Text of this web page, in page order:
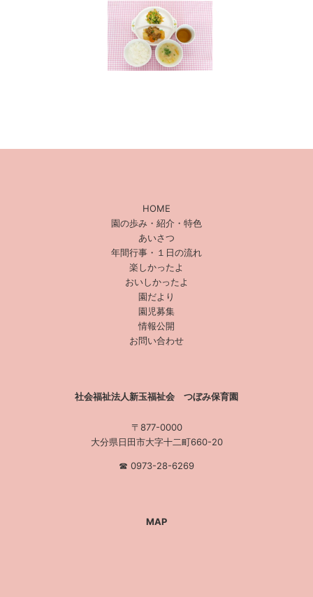
HOME
園の歩み・紹介・特色
あいさつ
年間行事・１日の流れ
楽しかったよ
おいしかったよ
園だより
園児募集
情報公開
お問い合わせ
社会福祉法人新玉福祉会 つぼみ保育園
〒877-0000
大分県日田市大字十二町660-20
☎︎ 0973-28-6269
MAP